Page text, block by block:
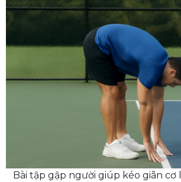
Bài tập gập người giúp kéo giãn cơ